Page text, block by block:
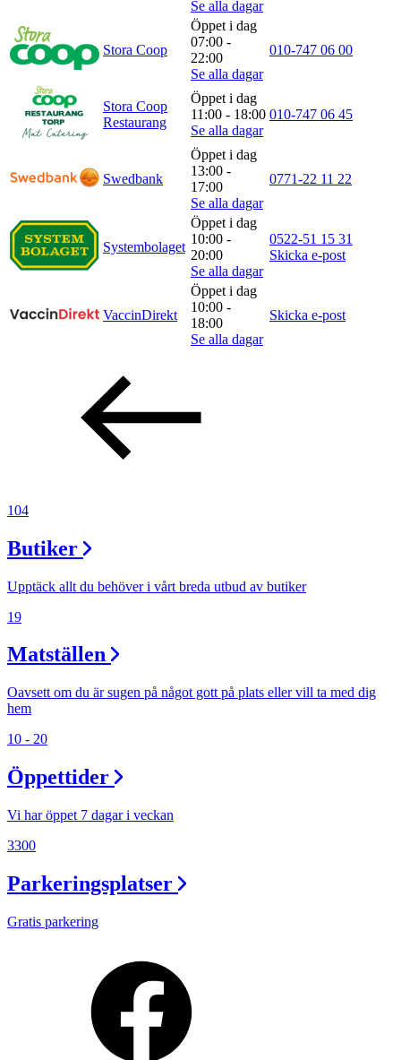
Se alla dagar
Stora Coop
Öppet i dag
07:00 -
22:00
Se alla dagar
010-747 06 00
Stora Coop
Restaurang
Öppet i dag
11:00 - 18:00
Se alla dagar
010-747 06 45
Swedbank
Öppet i dag
13:00 -
17:00
Se alla dagar
0771-22 11 22
Systembolaget
Öppet i dag
10:00 -
20:00
Se alla dagar
0522-51 15 31
Skicka e-post
VaccinDirekt
Öppet i dag
10:00 -
18:00
Se alla dagar
Skicka e-post
104
Butiker
Upptäck allt du behöver i vårt breda utbud av butiker
19
Matställen
Oavsett om du är sugen på något gott på plats eller vill ta med dig
hem
10 - 20
Öppettider
Vi har öppet 7 dagar i veckan
3300
Parkeringsplatser
Gratis parkering